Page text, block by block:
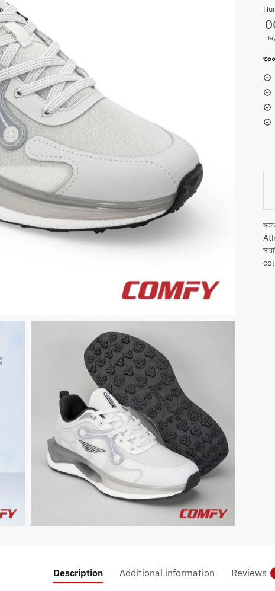
—
Description Additional information Reviews